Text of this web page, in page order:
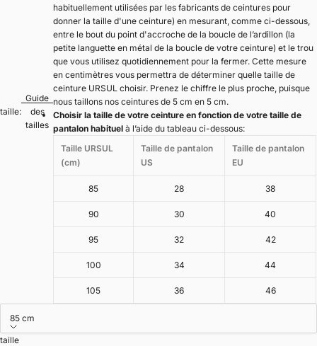
taille:
Guide
des
tailles
habituellement utilisées par les fabricants de ceintures pour
donner la taille d'une ceinture) en mesurant, comme ci-dessous,
entre le bout du point d'accroche de la boucle de l’ardillon (la
petite languette en métal de la boucle de votre ceinture) et le trou
que vous utilisez quotidiennement pour la fermer. Cette mesure
en centimètres vous permettra de déterminer quelle taille de
ceinture URSUL choisir. Prenez le chiffre le plus proche, puisque
nous taillons nos ceintures de 5 cm en 5 cm.
Choisir la taille de votre ceinture en fonction de votre taille de
pantalon habituel à l’aide du tableau ci-dessous:
Taille URSUL
(cm)
Taille de pantalon
US
Taille de pantalon
EU
85 28 38
90 30 40
95 32 42
100 34 44
105 36 46
85 cm
taille